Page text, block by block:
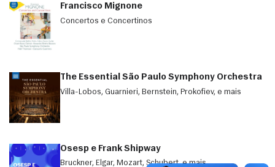
Francisco Mignone
Concertos e Concertinos
The Essential São Paulo Symphony Orchestra
Villa-Lobos, Guarnieri, Bernstein, Prokofiev, e mais
Osesp e Frank Shipway
Bruckner, Elgar, Mozart, Schubert, e mais.